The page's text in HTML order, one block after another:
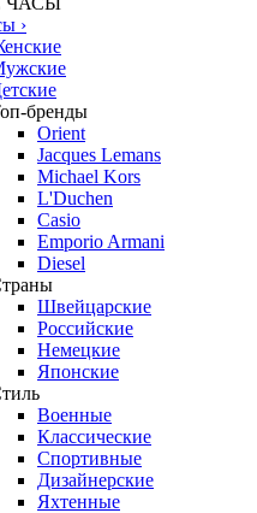
›
бренды
Orient
Jacques Lemans
Michael Kors
L'Duchen
Casio
Emporio Armani
Diesel
Швейцарские
Российские
Немецкие
Японские
Военные
Классические
Спортивные
Дизайнерские
Яхтенные